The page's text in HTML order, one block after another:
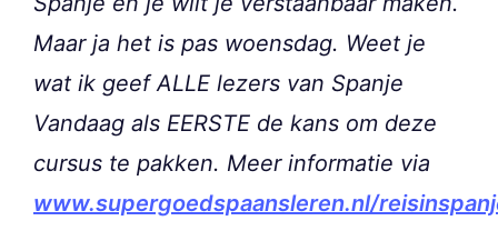
Maar ja het is pas woensdag. Weet je
wat ik geef ALLE lezers van Spanje
Vandaag als EERSTE de kans om deze
cursus te pakken. Meer informatie via
www.supergoedspaansleren.nl/